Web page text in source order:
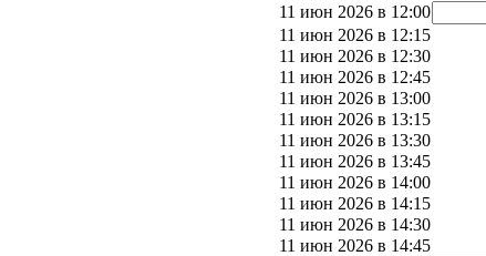
11 июн 2026 в 12:00
11 июн 2026 в 12:15
11 июн 2026 в 12:30
11 июн 2026 в 12:45
11 июн 2026 в 13:00
11 июн 2026 в 13:15
11 июн 2026 в 13:30
11 июн 2026 в 13:45
11 июн 2026 в 14:00
11 июн 2026 в 14:15
11 июн 2026 в 14:30
11 июн 2026 в 14:45